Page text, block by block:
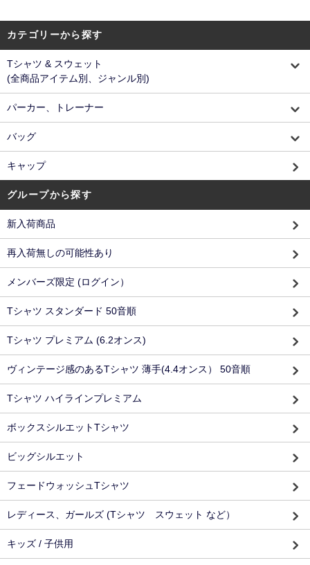
カテゴリーから探す
Tシャツ & スウェット
(全商品アイテム別、ジャンル別)
パーカー、トレーナー
バッグ
キャップ
グループから探す
新入荷商品
再入荷無しの可能性あり
メンバーズ限定 (ログイン）
Tシャツ スタンダード 50音順
Tシャツ プレミアム (6.2オンス)
ヴィンテージ感のあるTシャツ 薄手(4.4オンス） 50音順
Tシャツ ハイラインプレミアム
ボックスシルエットTシャツ
ビッグシルエット
フェードウォッシュTシャツ
レディース、ガールズ (Tシャツ スウェット など）
キッズ / 子供用